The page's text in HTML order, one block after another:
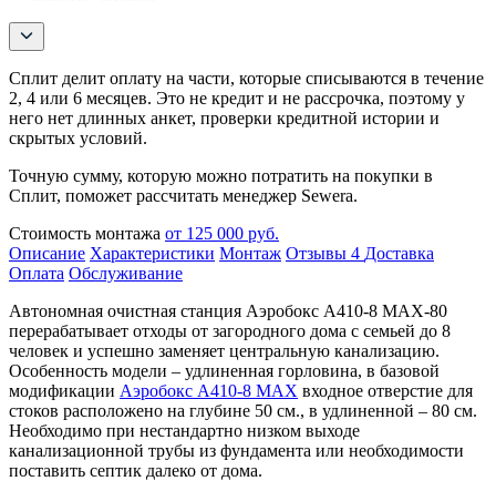
Сплит делит оплату на части, которые списываются в течение
2, 4 или 6 месяцев. Это не кредит и не рассрочка, поэтому у
него нет длинных анкет, проверки кредитной истории и
скрытых условий.
Точную сумму, которую можно потратить на покупки в
Сплит, поможет рассчитать менеджер Sewera.
Стоимость монтажа от 125 000 руб.
Описание Характеристики Монтаж Отзывы 4 Доставка
Оплата Обслуживание
Автономная очистная станция Аэробокс A410-8 MAX-80
перерабатывает отходы от загородного дома с семьей до 8
человек и успешно заменяет центральную канализацию.
Особенность модели – удлиненная горловина, в базовой
модификации Аэробокс A410-8 MAX входное отверстие для
стоков расположено на глубине 50 см., в удлиненной – 80 см.
Необходимо при нестандартно низком выходе
канализационной трубы из фундамента или необходимости
поставить септик далеко от дома.